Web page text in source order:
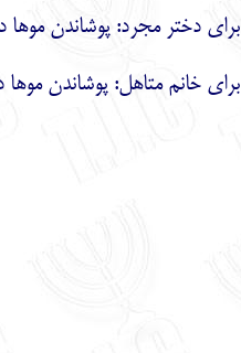
براي دختر مجرد: پوشاندن موها در
براي خانم متاهل: پوشاندن